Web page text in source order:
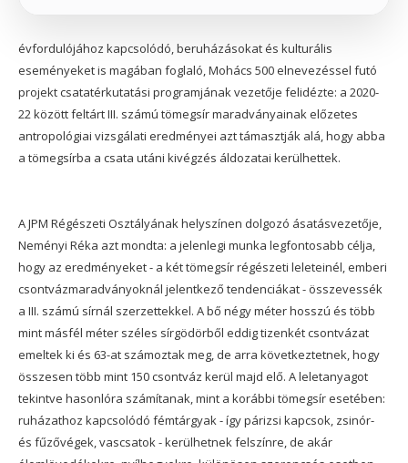
évfordulójához kapcsolódó, beruházásokat és kulturális
eseményeket is magában foglaló, Mohács 500 elnevezéssel futó
projekt csatatérkutatási programjának vezetője felidézte: a 2020-
22 között feltárt III. számú tömegsír maradványainak előzetes
antropológiai vizsgálati eredményei azt támasztják alá, hogy abba
a tömegsírba a csata utáni kivégzés áldozatai kerülhettek.
A JPM Régészeti Osztályának helyszínen dolgozó ásatásvezetője,
Neményi Réka azt mondta: a jelenlegi munka legfontosabb célja,
hogy az eredményeket - a két tömegsír régészeti leleteinél, emberi
csontvázmaradványoknál jelentkező tendenciákat - összevessék
a III. számú sírnál szerzettekkel. A bő négy méter hosszú és több
mint másfél méter széles sírgödörből eddig tizenkét csontvázat
emeltek ki és 63-at számoztak meg, de arra következtetnek, hogy
összesen több mint 150 csontváz kerül majd elő. A leletanyagot
tekintve hasonlóra számítanak, mint a korábbi tömegsír esetében:
ruházathoz kapcsolódó fémtárgyak - így párizsi kapcsok, zsinór-
és fűzővégek, vascsatok - kerülhetnek felszínre, de akár